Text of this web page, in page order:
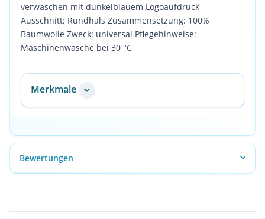
verwaschen mit dunkelblauem Logoaufdruck
Ausschnitt: Rundhals Zusammensetzung: 100%
Baumwolle Zweck: universal Pflegehinweise:
Maschinenwäsche bei 30 °C
Merkmale
Bewertungen